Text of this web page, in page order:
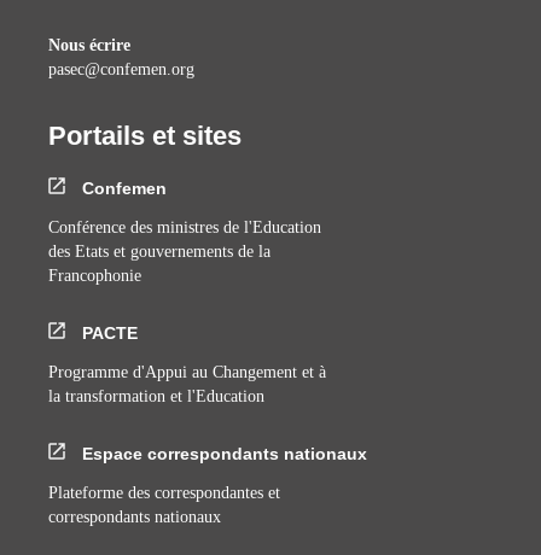
Nous écrire
pasec@confemen.org
Portails et sites
Confemen
Conférence des ministres de l'Education
des Etats et gouvernements de la
Francophonie
PACTE
Programme d'Appui au Changement et à
la transformation et l'Education
Espace correspondants nationaux
Plateforme des correspondantes et
correspondants nationaux